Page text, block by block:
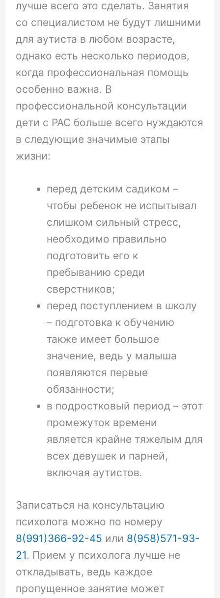
лучше всего это сделать. Занятия
со специалистом не будут лишними
для аутиста в любом возрасте,
однако есть несколько периодов,
когда профессиональная помощь
особенно важна. В
профессиональной консультации
дети с РАС больше всего нуждаются
в следующие значимые этапы
жизни:
перед детским садиком –
чтобы ребенок не испытывал
слишком сильный стресс,
необходимо правильно
подготовить его к
пребыванию среди
сверстников;
перед поступлением в школу
– подготовка к обучению
также имеет большое
значение, ведь у малыша
появляются первые
обязанности;
в подростковый период – этот
промежуток времени
является крайне тяжелым для
всех девушек и парней,
включая аутистов.
Записаться на консультацию
психолога можно по номеру
8(991)366-92-45 или 8(958)571-93-
21. Прием у психолога лучше не
откладывать, ведь каждое
пропущенное занятие может